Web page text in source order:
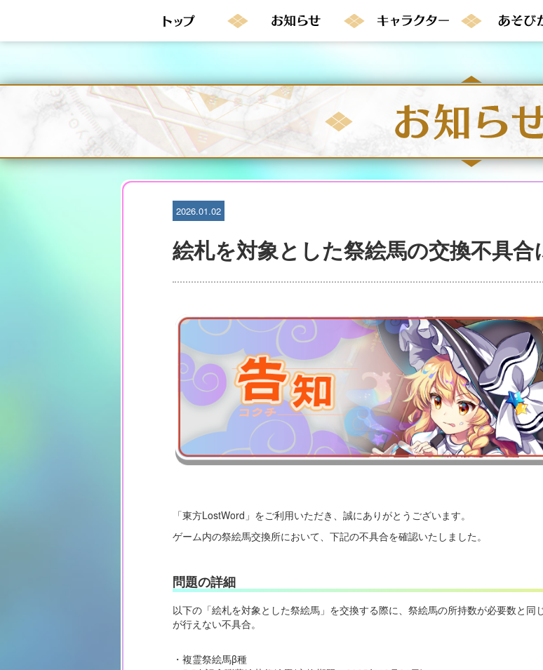
o
n
2026.01.02
絵札を対象とした祭絵馬の交換不具合
「東方LostWord」をご利用いただき、誠にありがとうございます。
ゲーム内の祭絵馬交換所において、下記の不具合を確認いたしました。
問題の詳細
以下の「絵札を対象とした祭絵馬」を交換する際に、祭絵馬の所持数が必要数と
が行えない不具合。
・複霊祭絵馬β種